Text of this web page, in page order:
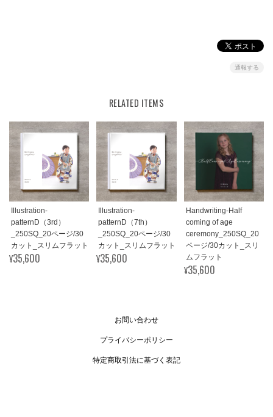
通報する
RELATED ITEMS
Illustration-
patternD（3rd）
_250SQ_20ページ/30
カット_スリムフラット
¥35,600
Illustration-
patternD（7th）
_250SQ_20ページ/30
カット_スリムフラット
¥35,600
Handwriting-Half
coming of age
ceremony_250SQ_20
ページ/30カット_スリ
ムフラット
¥35,600
お問い合わせ
プライバシーポリシー
特定商取引法に基づく表記